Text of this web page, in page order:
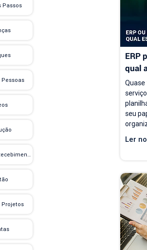
Passos
Pessoas
Projetos
ERP
qual
seu
e
antes
Ler